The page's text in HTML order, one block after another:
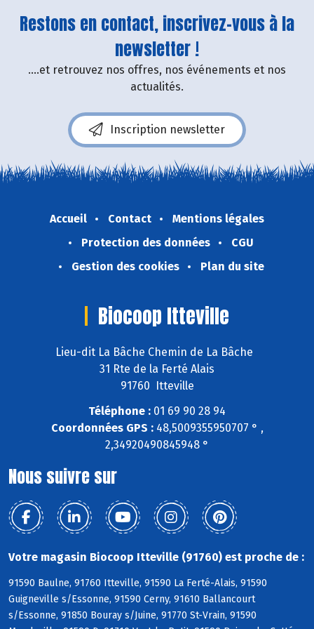
Restons en contact, inscrivez-vous à la
newsletter !
....et retrouvez nos offres, nos événements et nos
actualités.
Inscription newsletter
Accueil Contact
Mentions légales
Protection des données
CGU
Gestion des cookies
Plan du site
Biocoop Itteville
Lieu-dit La Bâche Chemin de La Bâche
31 Rte de la Ferté Alais
91760 Itteville
Téléphone : 01 69 90 28 94
Coordonnées GPS :48,5009355950707 ° ,
2,34920490845948 °
Nous suivre sur
Votre magasin Biocoop Itteville (91760) est proche de :
91590 Baulne, 91760 Itteville, 91590 La Ferté-Alais, 91590
Guigneville s/Essonne, 91590 Cerny, 91610 Ballancourt
s/Essonne, 91850 Bouray s/Juine, 91770 St-Vrain, 91590